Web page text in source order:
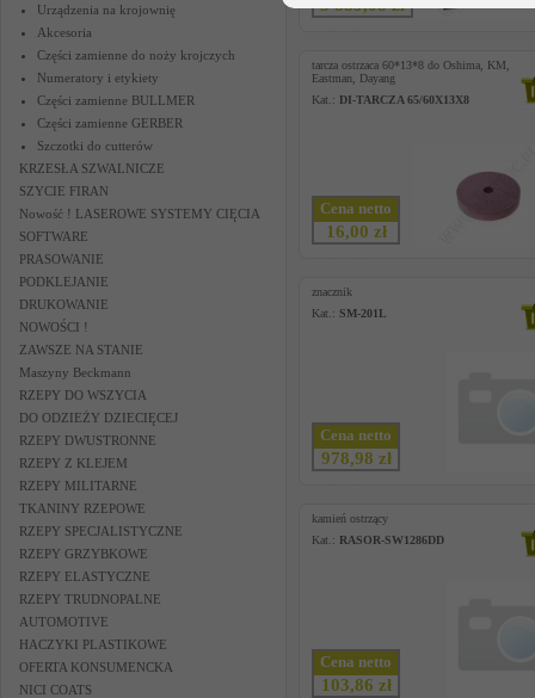
Urządzenia na krojownię
Akcesoria
Części zamienne do noży krojczych
Numeratory i etykiety
Części zamienne BULLMER
Części zamienne GERBER
Szczotki do cutterów
KRZESŁA SZWALNICZE
SZYCIE FIRAN
Nowość ! LASEROWE SYSTEMY CIĘCIA
SOFTWARE
PRASOWANIE
PODKLEJANIE
DRUKOWANIE
NOWOŚCI !
ZAWSZE NA STANIE
Maszyny Beckmann
RZEPY DO WSZYCIA
DO ODZIEŻY DZIECIĘCEJ
RZEPY DWUSTRONNE
RZEPY Z KLEJEM
RZEPY MILITARNE
TKANINY RZEPOWE
RZEPY SPECJALISTYCZNE
RZEPY GRZYBKOWE
RZEPY ELASTYCZNE
RZEPY TRUDNOPALNE
AUTOMOTIVE
HACZYKI PLASTIKOWE
OFERTA KONSUMENCKA
NICI COATS
3 889,08 zł
tarcza ostrzaca 60*13*8 do Oshima, KM,
Eastman, Dayang
Kat.: DI-TARCZA 65/60X13X8
Cena netto
16,00 zł
znacznik
Kat.: SM-201L
Cena netto
978,98 zł
kamień ostrzący
Kat.: RASOR-SW1286DD
Cena netto
103,86 zł